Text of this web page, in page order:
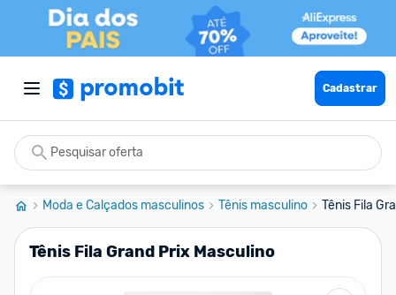
Cadastrar
Moda e Calçados masculinos Tênis masculino Tênis Fila
Tênis Fila Grand Prix Masculino